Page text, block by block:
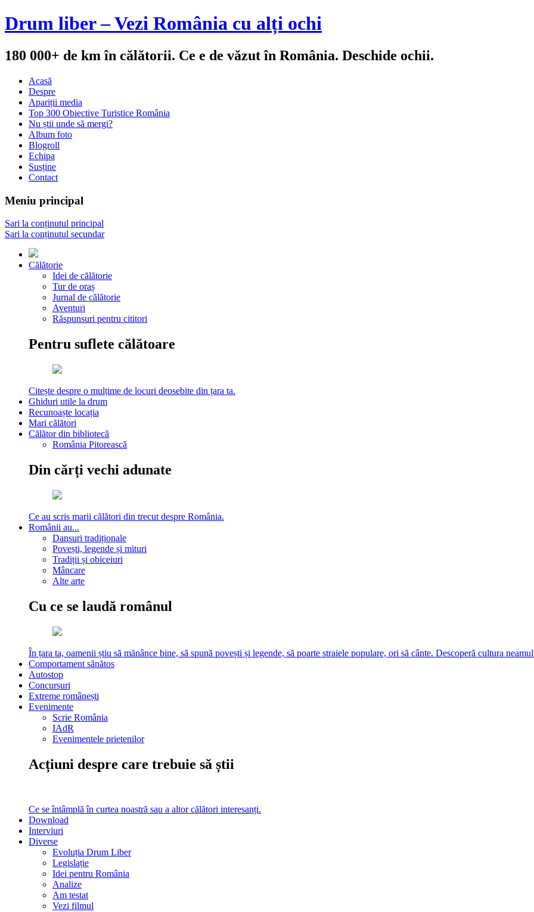
Drum liber – Vezi România cu alți ochi
180 000+ de km în călătorii. Ce e de văzut în România. Deschide ochii.
Acasă
Despre
Apariții media
Top 300 Obiective Turistice România
Nu știi unde să mergi?
Album foto
Blogroll
Echipa
Susține
Contact
Meniu principal
Sari la conținutul principal
Sari la conținutul secundar
Călătorie
Idei de călătorie
Tur de oraș
Jurnal de călătorie
Aventuri
Răspunsuri pentru cititori
Pentru suflete călătoare
Citește despre o mulțime de locuri deosebite din țara ta.
Ghiduri utile la drum
Recunoaște locația
Mari călători
Călător din bibliotecă
România Pitorească
Din cărți vechi adunate
Ce au scris marii călători din trecut despre România.
Românii au...
Dansuri tradiționale
Povești, legende și mituri
Tradiții și obiceiuri
Mâncare
Alte arte
Cu ce se laudă românul
În țara ta, oamenii știu să mănânce bine, să spună povești și legende, să poarte straiele populare, ori să cânte. Descoperă cultura
Comportament sănătos
Autostop
Concursuri
Extreme românești
Evenimente
Scrie România
IAdR
Evenimentele prietenilor
Acțiuni despre care trebuie să știi
Ce se întâmplă în curtea noastră sau a altor călători interesanți.
Download
Interviuri
Diverse
Evoluția Drum Liber
Legislație
Idei pentru România
Analize
Am testat
Vezi filmul